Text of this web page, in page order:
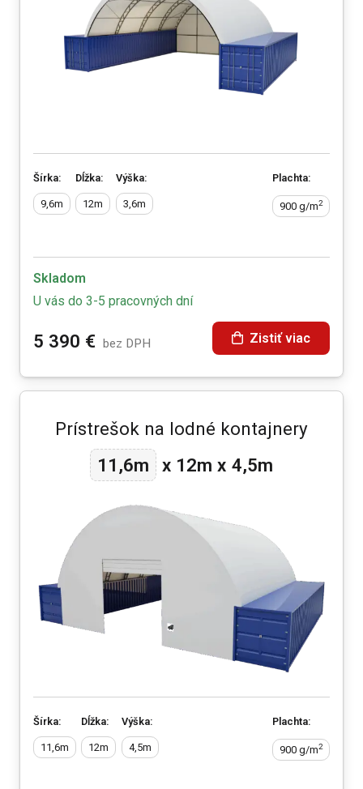
Šírka:
9,6m
Dĺžka:
12m
Výška:
3,6m
Plachta:
900 g/m2
Skladom
U vás do 3-5 pracovných dní
5 390 € bez DPH Zistiť viac
Prístrešok na lodné kontajnery
11,6m
x 12m x 4,5m
Šírka:
11,6m
Dĺžka:
12m
Výška:
4,5m
Plachta:
900 g/m2